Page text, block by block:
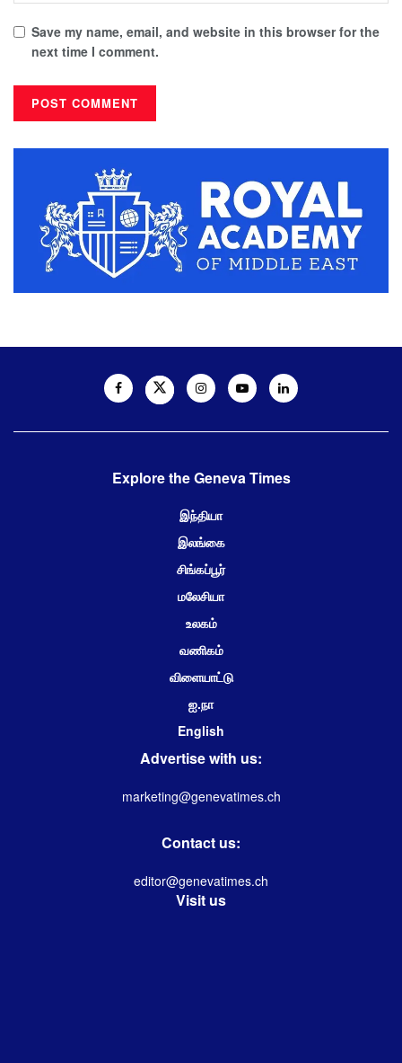
Save my name, email, and website in this browser for the
next time I comment.
Explore the Geneva Times
இந்தியா
இலங்கை
சிங்கப்பூர்
மலேசியா
உலகம்
வணிகம்
விளையாட்டு
ஐ.நா
English
Advertise with us:
marketing@genevatimes.ch
Contact us:
editor@genevatimes.ch
Visit us